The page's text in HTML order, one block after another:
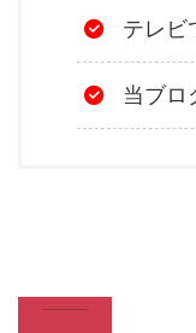
テレビ
当ブロ